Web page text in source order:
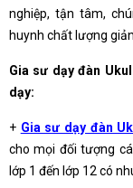
nghiệp, tận tâm,
huynh chất lượng
Gia sư dạy đàn
dạy:
+ Gia sư dạy đàn
cho mọi đối tượng
lớp 1 đến lớp 12 có